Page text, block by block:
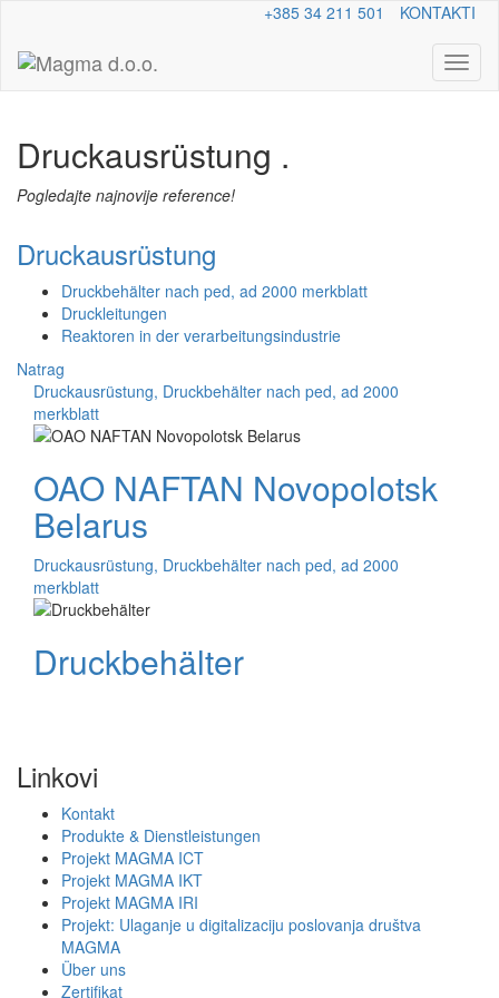
+385 34 211 501 KONTAKTI
Druckausrüstung .
Pogledajte najnovije reference!
Druckausrüstung
Druckbehälter nach ped, ad 2000 merkblatt
Druckleitungen
Reaktoren in der verarbeitungsindustrie
Natrag
Druckausrüstung, Druckbehälter nach ped, ad 2000
merkblatt
OAO NAFTAN Novopolotsk
Belarus
Druckausrüstung, Druckbehälter nach ped, ad 2000
merkblatt
Druckbehälter
Linkovi
Kontakt
Produkte & Dienstleistungen
Projekt MAGMA ICT
Projekt MAGMA IKT
Projekt MAGMA IRI
Projekt: Ulaganje u digitalizaciju poslovanja društva
MAGMA
Über uns
Zertifikat